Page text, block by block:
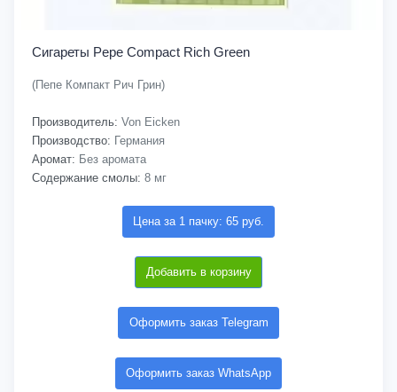
Сигареты Pepe Compact Rich Green
(Пепе Компакт Рич Грин)
Производитель: Von Eicken
Производство: Германия
Аромат: Без аромата
Содержание смолы: 8 мг
Цена за 1 пачку: 65 руб.
Добавить в корзину
Оформить заказ Telegram
Оформить заказ WhatsApp